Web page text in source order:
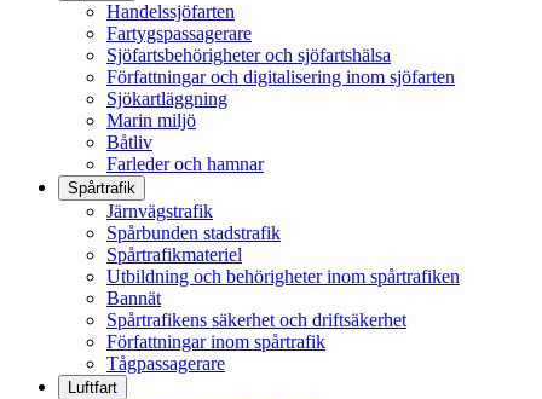
Handelssjöfarten
Fartygspassagerare
Sjöfartsbehörigheter och sjöfartshälsa
Författningar och digitalisering inom sjöfarten
Sjökartläggning
Marin miljö
Båtliv
Farleder och hamnar
Spårtrafik
Järnvägstrafik
Spårbunden stadstrafik
Spårtrafikmateriel
Utbildning och behörigheter inom spårtrafiken
Bannät
Spårtrafikens säkerhet och driftsäkerhet
Författningar inom spårtrafik
Tågpassagerare
Luftfart